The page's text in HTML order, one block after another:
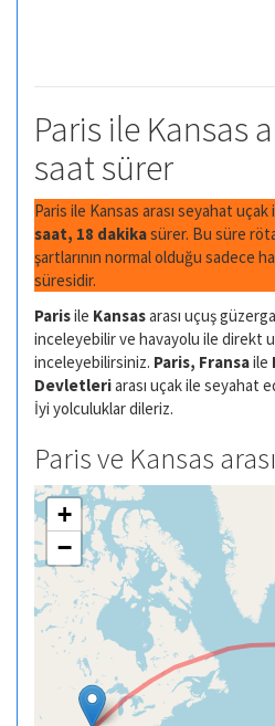
Paris ile Kansas
saat sürer
Paris ile Kansas arası seyahat uçak
saat, 18 dakikasürer. Bu süre
şartlarının normal olduğu sadece
süresidir.
Parisile Kansasarası uçuş
inceleyebilir ve havayolu ile direkt
inceleyebilirsiniz. Paris, Fransaile
Devletleriarası uçak ile seyahat
İyi yolculuklar dileriz.
Paris ve Kansas
+
−